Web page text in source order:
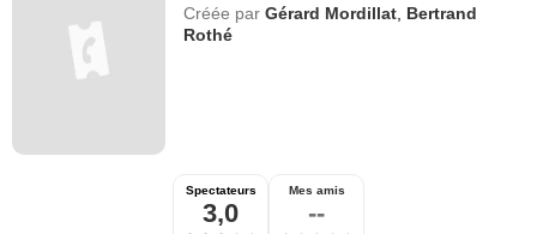
Créée par Gérard Mordillat Bertrand
Rothé
Spectateurs
3,0
Mes amis
--